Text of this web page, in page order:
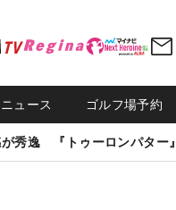
ュース ゴルフ場予約
秀逸 『トゥーロンパター』